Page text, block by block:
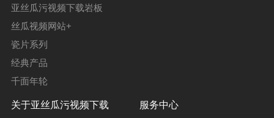
亚丝瓜污视频下载岩板
丝瓜视频网站+
瓷片系列
经典产品
千面年轮
关于亚丝瓜污视频下载 服务中心